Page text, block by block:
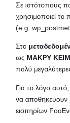
Σε ιστότοπους
χρησιμοποιεί
(e.g.
Στο
ως ΜΑΚΡΥ
πολύ
Για το λόγο
να αποθηκεύουν
εισιτηρίων